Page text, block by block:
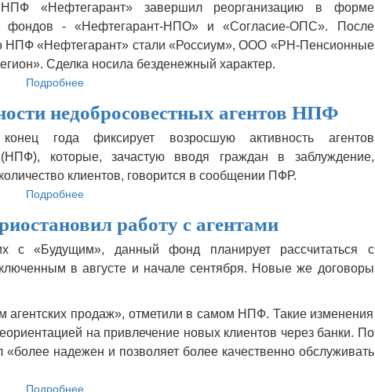
«Нефтегарант» завершил реорганизацию в форме
фондов - «Нефтегарант-НПО» и «Согласие-ОПС». После
НПФ «Нефтегарант» стали «Россиум», ООО «РН-Пенсионные
Сделка носила безденежный характер.
Подробнее
получил
контроль
над
НПФ
«Нефтегарант»
недобросовестных агентов НПФ
года фиксирует возросшую активность агентов
которые, зачастую вводя граждан в заблуждение,
клиентов, говорится в сообщении ПФР.
Подробнее
рассказал
активности
недобросовестных
работу с агентами
с «Будущим», данный фонд планирует рассчитаться с
в августе и начале сентября. Новые же договоры
агентских продаж», отметили в самом НПФ. Такие изменения
на привлечение новых клиентов через банки. По
надежен и позволяет более качественно обслуживать
Подробнее